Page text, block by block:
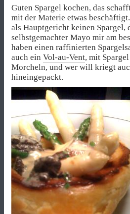
Guten Spargel kochen, das
mit der Materie etwas
als Hauptgericht keinen Spargel,
selbstgemachter Mayo mir am
haben einen raffinierten
auch ein Vol-au-Vent, mit
Morcheln, und wer will kriegt
hineingepackt.